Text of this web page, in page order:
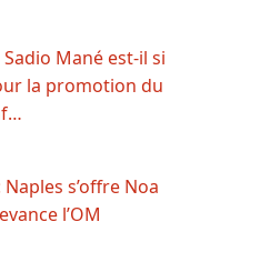
Mané est-il si
la promotion du
s’offre Noa
l’OM